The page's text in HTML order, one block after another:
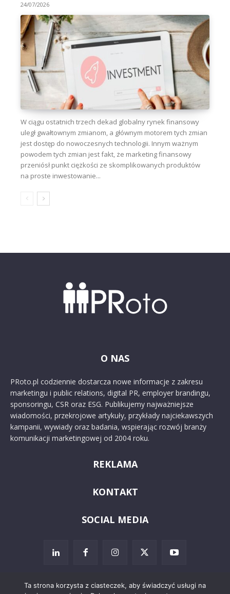
24/07/2026
W ciągu ostatnich trzech dekad globalny rynek finansowy
uległ gwałtownym zmianom, a głównym motorem tych zmian
jest dostęp do nowoczesnych technologii. Innym ważnym
powodem tych zmian jest fakt, że marketing finansowy
przeniósł punkt ciężkości ze skomplikowanych produktów
na proste inwestowanie...
O NAS
PRoto.pl codziennie dostarcza nowe informacje z zakresu
marketingu i public relations, digital PR, employer brandingu,
sponsoringu, CSR oraz ESG. Publikujemy najważniejsze
wiadomości, przekrojowe artykuły, przykłady najciekawszych
kampanii, wywiady oraz badania, wspierając rozwój branży
komunikacji marketingowej od 2004 roku.
REKLAMA
KONTAKT
SOCIAL MEDIA
Ta strona korzysta z ciasteczek, aby świadczyć usługi na